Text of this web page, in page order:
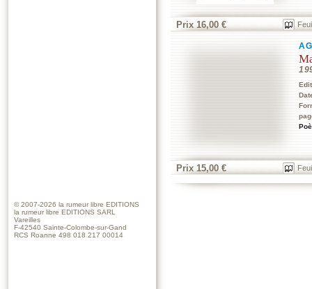
Prix 16,00 €
Prix 15,00 €
© 2007-2026 la rumeur libre EDITIONS
la rumeur libre EDITIONS SARL
Vareilles
F-42540 Sainte-Colombe-sur-Gand
RCS Roanne 498 018 217 00014